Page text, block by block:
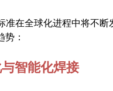
准在全球化进程中将不断
势：
智能化焊接